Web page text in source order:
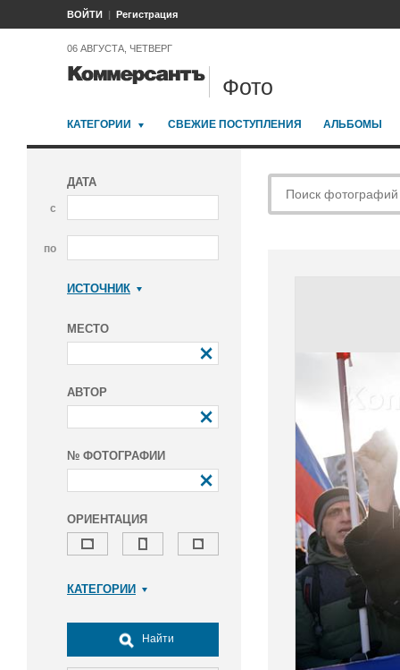
ВОЙТИ Регистрация
06 АВГУСТА, ЧЕТВЕРГ
Фото
КАТЕГОРИИ СВЕЖИЕ ПОСТУПЛЕНИЯ АЛЬБОМЫ
ДАТА
с
по
ИСТОЧНИК
МЕСТО
АВТОР
№ ФОТОГРАФИИ
ОРИЕНТАЦИЯ
КАТЕГОРИИ
Досуг, туризм и отдых
Культура
Найти